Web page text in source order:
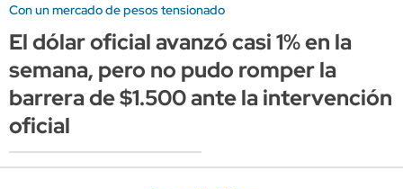
Con un mercado de pesos tensionado
El dólar oficial avanzó casi 1% en la
semana, pero no pudo romper la
barrera de $1.500 ante la intervención
oficial